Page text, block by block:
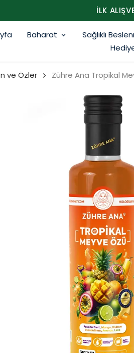
İLK
Baharat Sağlıklı
ve Özler Zühre Ana Tropikal